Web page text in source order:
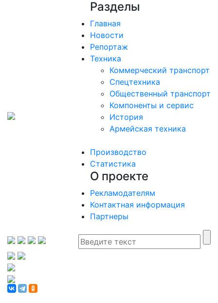
Разделы
Главная
Новости
Репортаж
Техника
Коммерческий транспорт
Спецтехника
Общественный транспорт
Компоненты и сервис
История
Армейская техника
Производство
Статистика
О проекте
Рекламодателям
Контактная информация
Партнеры